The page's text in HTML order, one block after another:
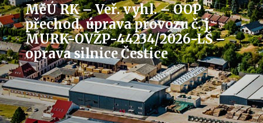
MěÚ RK – Veř. vyhl. – OOP –
přechod. úprava provozu č. j.
MURK-OVŽP-44234/2026-LŠ –
oprava silnice Čestice